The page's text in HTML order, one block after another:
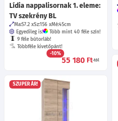
Lídia nappalisornak 1. eleme:
TV szekrény BL
Ma:57.2 Sz:156 Mé:45cm
Egyedileg is!
Több mint 40 féle szín!
9 féle bútorláb!
Többféle kivetőpánt!
-10%
55 180 Ft-tól
SZUPER ÁR!